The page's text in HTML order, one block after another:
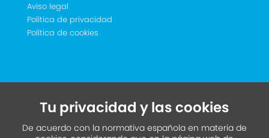
Aviso legal
Política de privacidad
Política de cookies
Tu privacidad y las cookies
De acuerdo con la normativa española en materia de